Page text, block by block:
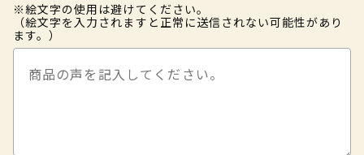
※絵文字の使用は避けてください。
（絵文字を入力されますと正常に送信されない可能性があり
ます。）